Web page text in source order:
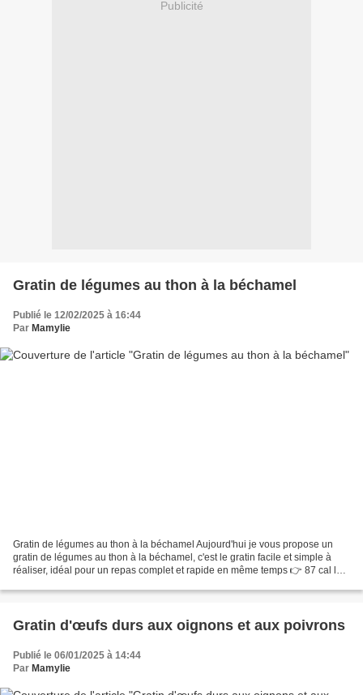
Publicité
Gratin de légumes au thon à la béchamel
Publié le 12/02/2025 à 16:44
Par Mamylie
Gratin de légumes au thon à la béchamel Aujourd'hui je vous propose un
gratin de légumes au thon à la béchamel, c'est le gratin facile et simple à
réaliser, idéal pour un repas complet et rapide en même temps 👉 87 cal les
Gratin d'œufs durs aux oignons et aux poivrons
Publié le 06/01/2025 à 14:44
Par Mamylie